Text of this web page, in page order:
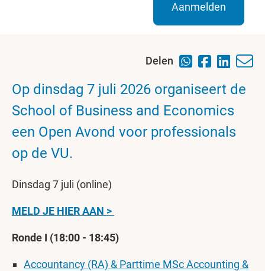
Aanmelden
Delen
Op dinsdag 7 juli 2026 organiseert de
School of Business and Economics
een Open Avond voor professionals
op de VU.
Dinsdag 7 juli (online)
MELD JE HIER AAN >
Ronde I (18:00 - 18:45)
Accountancy (RA) & Parttime MSc Accounting &